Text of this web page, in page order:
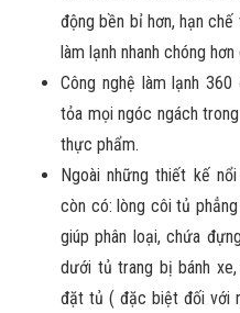
động bền bỉ hơn, hạn
làm lạnh nhanh chóng
Công nghệ làm lạnh
tỏa mọi ngóc ngách
thực phẩm.
Ngoài những thiết kế
còn có: lòng côi tủ
giúp phân loại, chứa
dưới tủ trang bị bánh
đặt tủ ( đặc biệt đối với